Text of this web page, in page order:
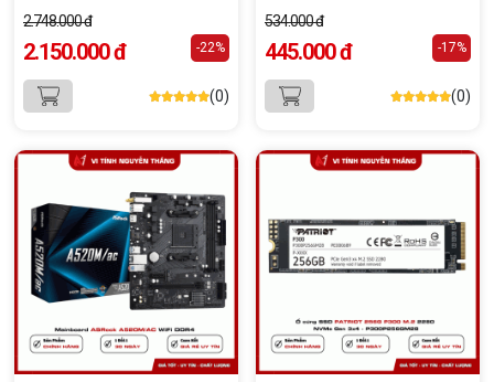
2.748.000 đ
2.150.000 đ -22%
(0)
534.000 đ
445.000 đ -17%
(0)